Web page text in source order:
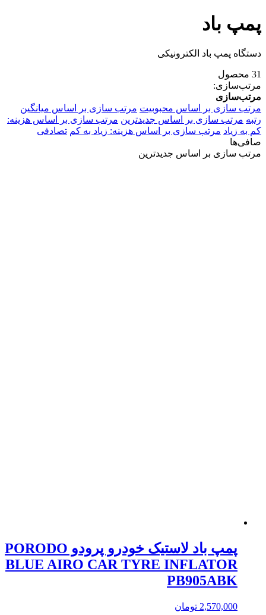
پمپ باد
دستگاه پمپ باد الکترونیکی
31 محصول
مرتب‌سازی:
مرتب‌سازی
مرتب سازی بر اساس محبوبیت مرتب سازی بر اساس میانگین
رتبه مرتب سازی بر اساس جدیدترین مرتب سازی بر اساس هزینه:
کم به زیاد مرتب سازی بر اساس هزینه: زیاد به کم تصادفی
صافی‌ها
مرتب سازی بر اساس جدیدترین
پمپ باد لاستیک خودرو پرودو PORODO
BLUE AIRO CAR TYRE INFLATOR
PB905ABK
2,570,000 تومان